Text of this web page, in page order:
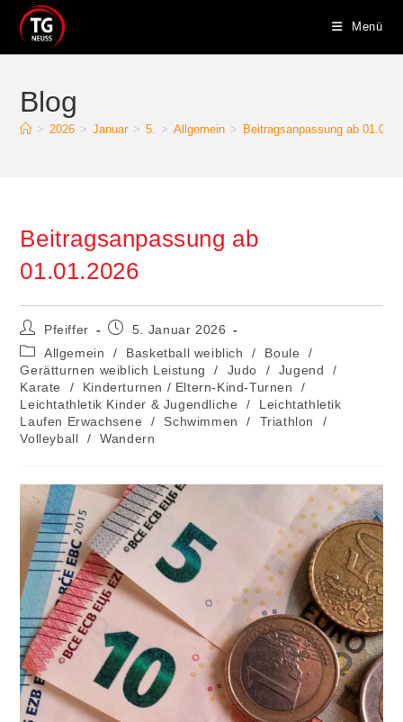
Inhalt
springen
Menü
Blog
> 2026 > Januar > 5. > Allgemein > Beitragsanpassung ab
Beitragsanpassung ab
01.01.2026
Beitrags-
Autor:
Pfeiffer
Beitrag5. Januar 2026
Beitrags-
Kategorie:
Allgemein / Basketball weiblich / Boule
/
Gerätturnen weiblich Leistung
/ Judo / Jugend
/
Karate
/ Kinderturnen / Eltern-Kind-Turnen
/
Leichtathletik Kinder & Jugendliche
/
Leichtathletik
Laufen Erwachsene
/ Schwimmen / Triathlon
/
Volleyball
/ Wandern